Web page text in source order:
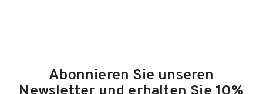
Abonnieren Sie unseren